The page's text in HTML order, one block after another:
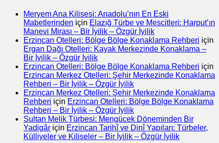
Meryem Ana Kilisesi: Anadolu’nın En Eski
Mabetlerinden için Elazığ Türbe ve Mescitleri: Harput’ın
Manevi Mirası – Bir İyilik – Özgür İyilik
Erzincan Otelleri: Bölge Bölge Konaklama Rehberi için
Ergan Dağı Otelleri: Kayak Merkezinde Konaklama –
Bir İyilik – Özgür İyilik
Erzincan Otelleri: Bölge Bölge Konaklama Rehberi için
Erzincan Merkez Otelleri: Şehir Merkezinde Konaklama
Rehberi – Bir İyilik – Özgür İyilik
Erzincan Merkez Otelleri: Şehir Merkezinde Konaklama
Rehberi için Erzincan Otelleri: Bölge Bölge Konaklama
Rehberi – Bir İyilik – Özgür İyilik
Sultan Melik Türbesi: Mengücek Döneminden Bir
Yadigâr için Erzincan Tarihî ve Dinî Yapıları: Türbeler,
Külliyeler ve Kiliseler – Bir İyilik – Özgür İyilik